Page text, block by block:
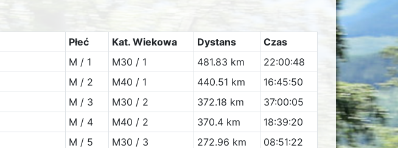
Płeć Kat. Wiekowa Dystans
Czas
M / 1 M30 / 1 481.83 km
22:00:48
M / 2 M40 / 1 440.51 km
16:45:50
M / 3 M30 / 2 372.18 km
37:00:05
M / 4 M40 / 2 370.4 km
18:39:20
M / 5 M30 / 3 272.96 km
08:51:22